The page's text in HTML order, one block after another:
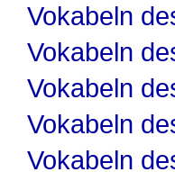
Vokabeln
Vokabeln
Vokabeln
Vokabeln
Vokabeln